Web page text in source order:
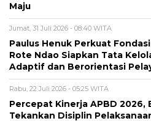
Maju
Jumat, 31 Juli 2026 - 08:40 WITA
Paulus Henuk Perkuat
Rote Ndao Siapkan Tata
Adaptif dan Berorientasi
Rabu, 22 Juli 2026 - 05:25 WITA
Percepat Kinerja APBD 2026,
Tekankan Disiplin